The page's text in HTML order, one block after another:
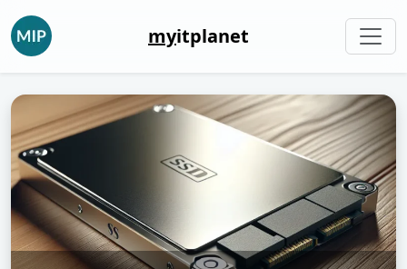
myitplanet